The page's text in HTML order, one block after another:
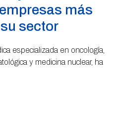
más
sector
especializada en oncología,
y medicina nuclear, ha